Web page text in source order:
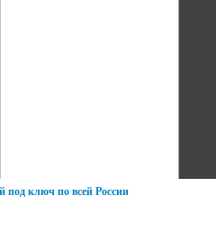
под ключ по всей России